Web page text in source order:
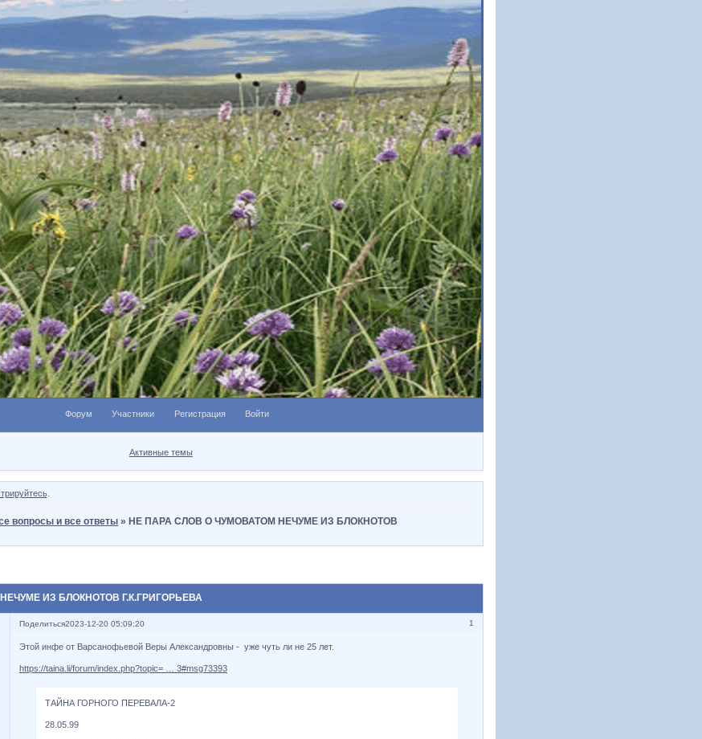
Форум Участники Регистрация Войти
Активные темы
.
вопросы и все ответы »НЕ ПАРА СЛОВ О ЧУМОВАТОМ НЕЧУМЕ ИЗ БЛОКНОТОВ
ИЗ БЛОКНОТОВ Г.К.ГРИГОРЬЕВА
Поделиться 1
2023-12-20 05:09:20
Этой инфе от Варсанофьевой Веры Александровны - уже чуть ли не 25 лет.
https://taina.li/forum/index.php?topic= … 3#msg73393
ТАЙНА ГОРНОГО ПЕРЕВАЛА-2
28.05.99